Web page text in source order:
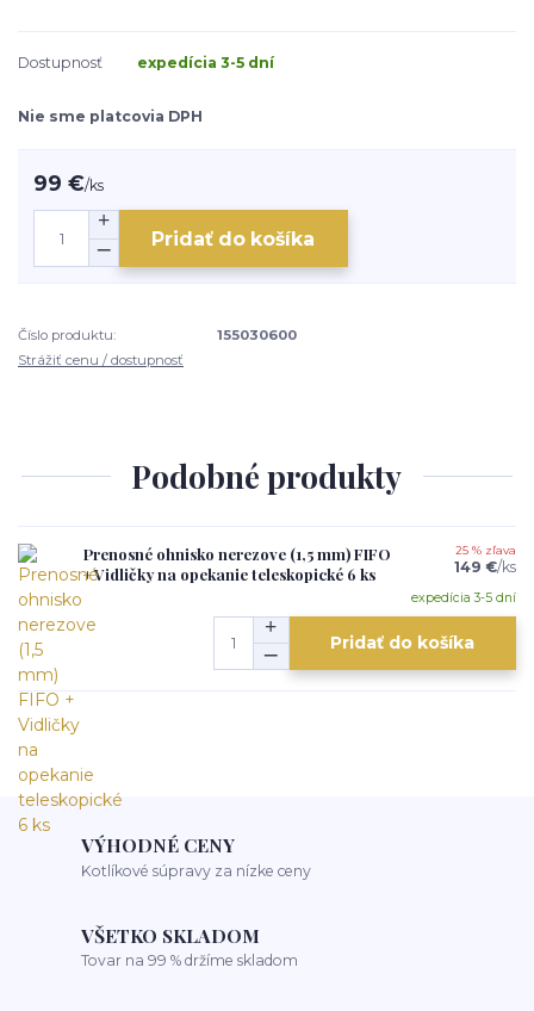
Dostupnosť expedícia 3-5 dní
Nie sme platcovia DPH
99 €/ks
Pridať do košíka
Číslo produktu:
155030600
Strážiť cenu / dostupnosť
Podobné produkty
Prenosné ohnisko nerezove (1,5 mm) FIFO
+ Vidličky na opekanie teleskopické 6 ks
25 % zľava
149 €/ks
expedícia 3-5 dní
Pridať do košíka
VÝHODNÉ CENY
Kotlíkové súpravy za nízke ceny
VŠETKO SKLADOM
Tovar na 99 % držíme skladom